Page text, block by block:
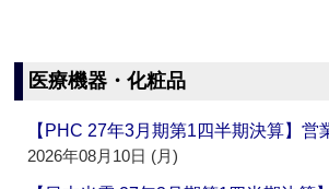
医療機器・化粧品
【PHC 27年3月期第1四半期決算】営
2026年08月10日 (月)